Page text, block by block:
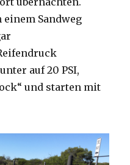
einem Sandweg
auf 20 PSI,
und starten mit